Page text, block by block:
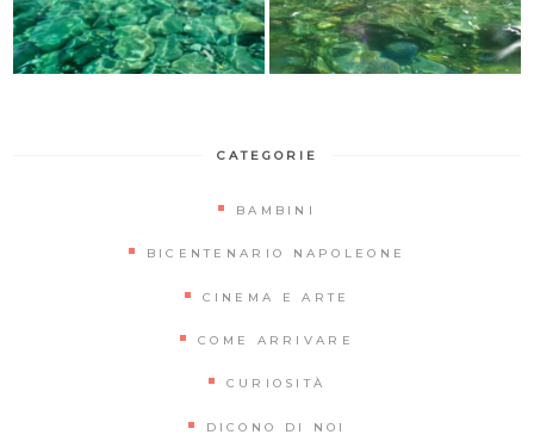
CATEGORIE
BAMBINI
BICENTENARIO NAPOLEONE
CINEMA E ARTE
COME ARRIVARE
CURIOSITÀ
DICONO DI NOI